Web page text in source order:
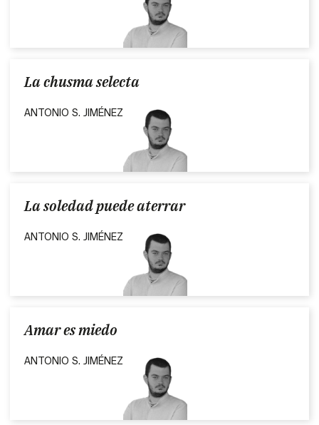
La chusma selecta
ANTONIO S. JIMÉNEZ
La soledad puede aterrar
ANTONIO S. JIMÉNEZ
Amar es miedo
ANTONIO S. JIMÉNEZ